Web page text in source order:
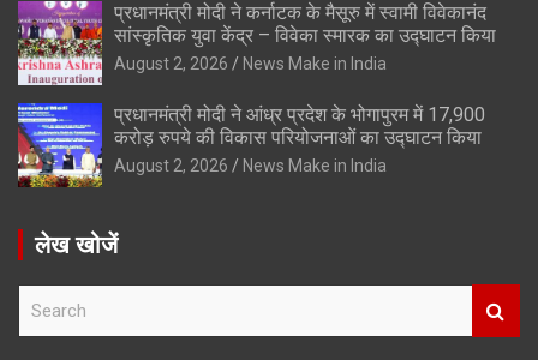
प्रधानमंत्री मोदी ने कर्नाटक के मैसूरु में स्वामी विवेकानंद
सांस्कृतिक युवा केंद्र – विवेका स्मारक का उद्घाटन किया
August 2, 2026 News Make in India
प्रधानमंत्री मोदी ने आंध्र प्रदेश के भोगापुरम में 17,900
करोड़ रुपये की विकास परियोजनाओं का उद्घाटन किया
August 2, 2026 News Make in India
लेख खोजें